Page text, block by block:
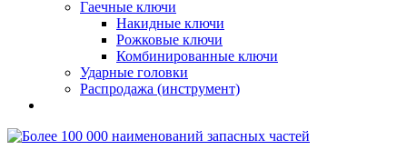
Гаечные ключи
Накидные ключи
Рожковые ключи
Комбинированные ключи
Ударные головки
Распродажа (инструмент)